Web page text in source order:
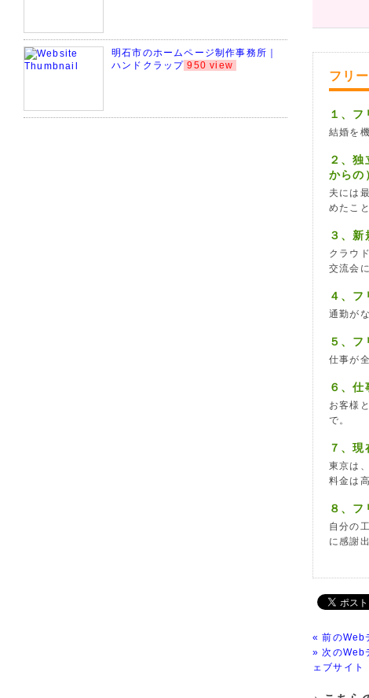
フリ
１、
結婚を
２、
からの
夫には
めたこ
３、
クラウ
交流会
４、
通勤が
５、
仕事が
６、
お客様
で。
７、現
東京は
料金は
８、フ
自分の
に感謝
« 前のWeb
» 次のWeb
ェブサイト
明石市のホームページ制作事務所｜
ハンドクラップ 950 view